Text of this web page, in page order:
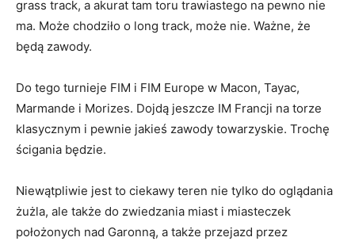
grass track, a akurat tam toru trawiastego na pewno nie
ma. Może chodziło o long track, może nie. Ważne, że
będą zawody.
Do tego turnieje FIM i FIM Europe w Macon, Tayac,
Marmande i Morizes. Dojdą jeszcze IM Francji na torze
klasycznym i pewnie jakieś zawody towarzyskie. Trochę
ścigania będzie.
Niewątpliwie jest to ciekawy teren nie tylko do oglądania
żużla, ale także do zwiedzania miast i miasteczek
położonych nad Garonną, a także przejazd przez